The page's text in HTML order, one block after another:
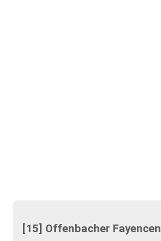
[15] Offenbacher Fayencen